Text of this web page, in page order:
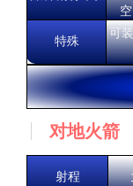
特殊
可
对地火箭
射程